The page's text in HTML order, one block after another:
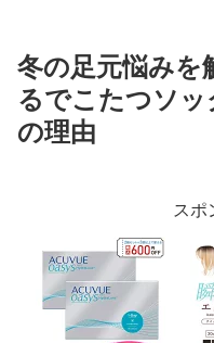
冬の足元悩みを
るでこたつソ
の理由
スポ